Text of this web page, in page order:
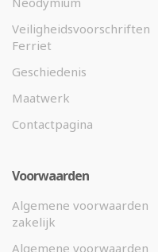
Veiligheidsvoorschriften
Ferriet
Geschiedenis
Maatwerk
Contactpagina
Voorwaarden
Algemene voorwaarden
zakelijk
Algemene voorwaarden